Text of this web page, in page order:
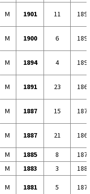
M 1901 11
M 1900 6
M 1894 4
M 1891 23
M 1887 15
M 1887 21
M 1885 8
M 1883 3
M 1881 5